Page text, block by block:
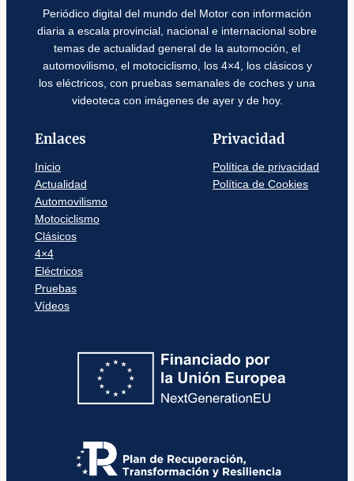
Periódico digital del mundo del Motor con información
diaria a escala provincial, nacional e internacional sobre
temas de actualidad general de la automoción, el
automovilismo, el motociclismo, los 4×4, los clásicos y
los eléctricos, con pruebas semanales de coches y una
videoteca con imágenes de ayer y de hoy.
Enlaces
Inicio
Actualidad
Automovilismo
Motociclismo
Clásicos
4×4
Eléctricos
Pruebas
Vídeos
Privacidad
Política de privacidad
Política de Cookies